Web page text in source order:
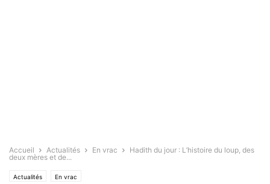
Accueil Actualités En vrac
Hadith du jour : L’histoire du loup, des
deux mères et de...
Actualités En vrac